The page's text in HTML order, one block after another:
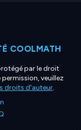
COOLMATH
par le droit
veuillez
droits d'auteur.